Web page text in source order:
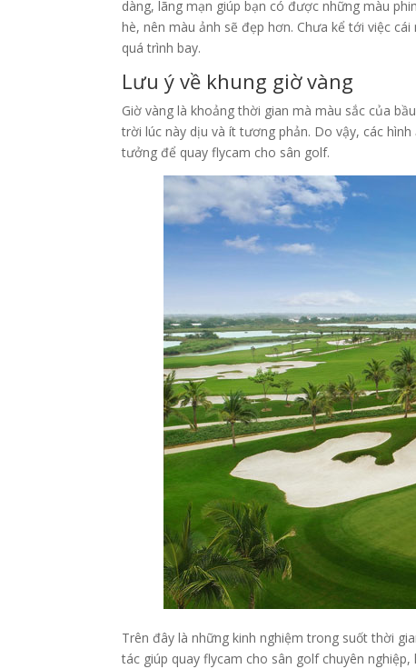
dàng, lãng mạn giúp bạn có được những màu
hè, nên màu ảnh sẽ đẹp hơn. Chưa kể tới việc
quá trình bay.
Lưu ý về khung giờ vàng
Giờ vàng là khoảng thời gian mà màu sắc của
trời lúc này dịu và ít tương phản. Do vậy, các
tưởng để quay flycam cho sân golf.
Trên đây là những kinh nghiệm trong suốt thời
tác giúp quay flycam cho sân golf chuyên